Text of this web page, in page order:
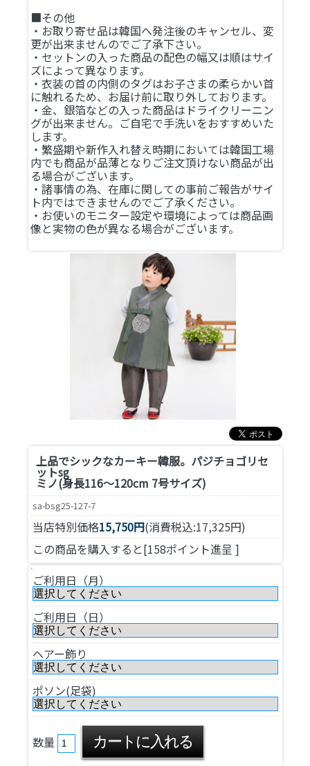
■その他
・お取り寄せ品は韓国へ発注後のキャンセル、変
更が出来ませんのでご了承下さい。
・セットンの入った商品の配色の幅又は順はサイ
ズによって異なります。
・衣装の首の内側のタグはお子さまの柔らかい首
に触れるため、お届け前に取り外しております。
・金、銀箔などの入った商品はドライクリーニン
グが出来ません。ご自宅で手洗いをおすすめいた
します。
・繁盛期や新作入れ替え時期においては韓国工場
内でも商品が品薄となりご注文頂けない商品が出
る場合がございます。
・諸事情の為、在庫に関しての事前ご報告がサイ
ト内ではできませんのでご了承ください。
・お使いのモニター設定や環境によっては商品画
像と実物の色が異なる場合がございます。
上品でシックなカーキー韓服。 パジチョゴリセ
ットsg
ミノ(身長116～120cm 7号サイズ)
sa-bsg25-127-7
当店特別価格15,750円(消費税込:17,325円)
この商品を購入すると[158ポイント進呈 ]
ご利用日（月）
ご利用日（日）
ヘアー飾り
ポソン(足袋)
数量